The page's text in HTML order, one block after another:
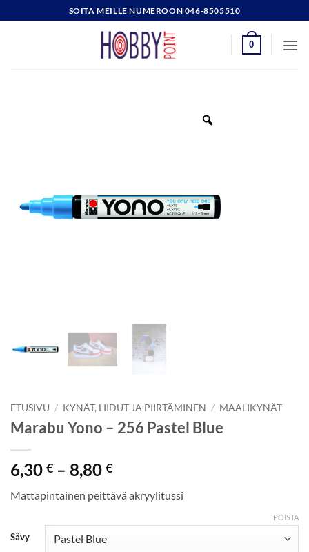
to
SOITA MEILLE NUMEROON 046-8505510
0
ETUSIVU / KYNÄT, LIIDUT JA PIIRTÄMINEN / MAALIKYNÄT
Marabu Yono – 256 Pastel Blue
6,30 € – 8,80 €Hintaluokka:
-
Mattapintainen peittävä akryylitussi
Sävy
POISTA